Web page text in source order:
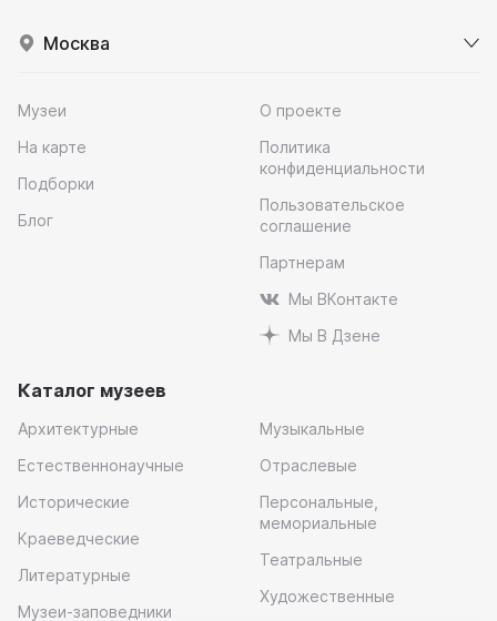
Москва
Музеи
На карте
Подборки
Блог
О проекте
Политика
конфиденциальности
Пользовательское
соглашение
Партнерам
Мы ВКонтакте
Мы В Дзене
Каталог музеев
Архитектурные
Естественнонаучные
Исторические
Краеведческие
Литературные
Музеи-заповедники
Музыкальные
Отраслевые
Персональные,
мемориальные
Театральные
Художественные